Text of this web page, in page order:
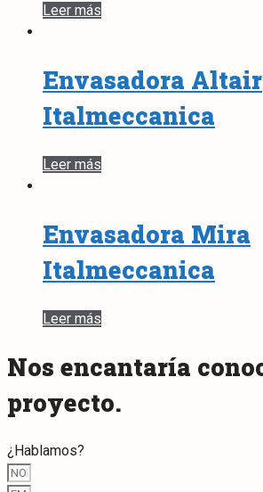
Leer más
Envasadora Altair
Italmeccanica
Leer más
Envasadora Mira
Italmeccanica
Leer más
Nos encantaría
proyecto.
¿Hablamos?